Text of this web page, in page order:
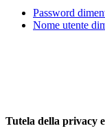
Password
Nome utente
Tutela della privacy